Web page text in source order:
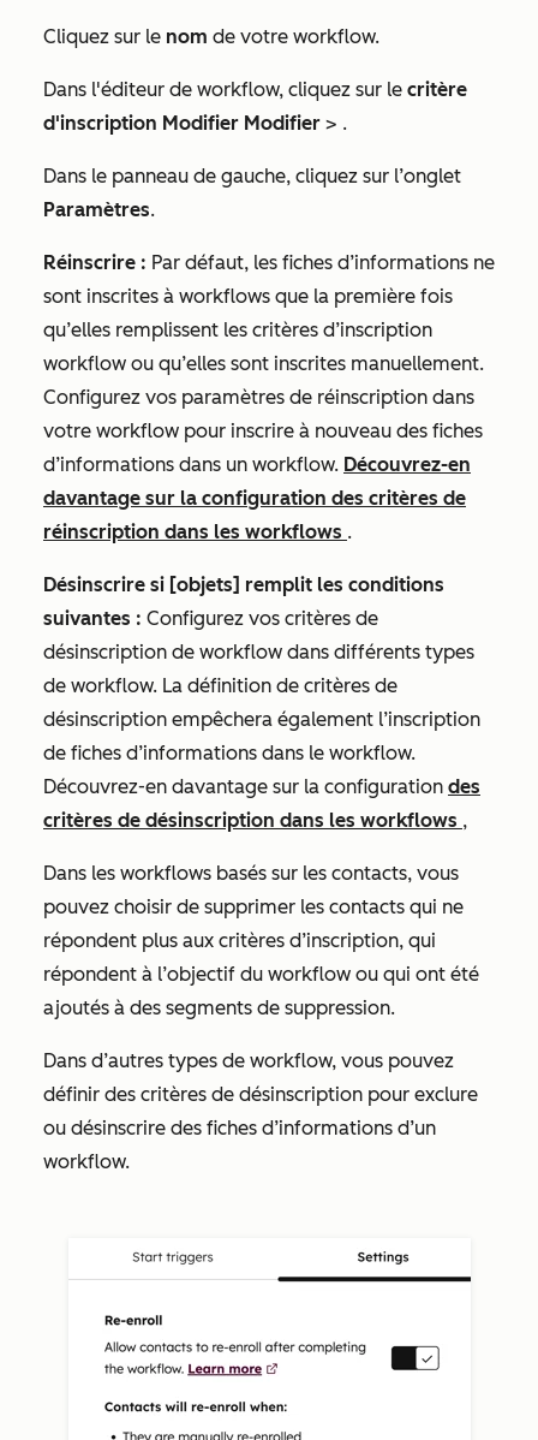
Cliquez sur le nom de votre workflow.
Dans l'éditeur de workflow, cliquez sur le critère
d'inscription Modifier Modifier > .
Dans le panneau de gauche, cliquez sur l’onglet
Paramètres.
Réinscrire : Par défaut, les fiches d’informations ne
sont inscrites à workflows que la première fois
qu’elles remplissent les critères d’inscription
workflow ou qu’elles sont inscrites manuellement.
Configurez vos paramètres de réinscription dans
votre workflow pour inscrire à nouveau des fiches
d’informations dans un workflow. Découvrez-en
davantage sur la configuration des critères de
réinscription dans les workflows .
Désinscrire si [objets] remplit les conditions
suivantes : Configurez vos critères de
désinscription de workflow dans différents types
de workflow. La définition de critères de
désinscription empêchera également l’inscription
de fiches d’informations dans le workflow.
Découvrez-en davantage sur la configuration des
critères de désinscription dans les workflows ,
Dans les workflows basés sur les contacts, vous
pouvez choisir de supprimer les contacts qui ne
répondent plus aux critères d’inscription, qui
répondent à l’objectif du workflow ou qui ont été
ajoutés à des segments de suppression.
Dans d’autres types de workflow, vous pouvez
définir des critères de désinscription pour exclure
ou désinscrire des fiches d’informations d’un
workflow.